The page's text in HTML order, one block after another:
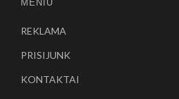
MENIU
REKLAMA
PRISIJUNK
KONTAKTAI